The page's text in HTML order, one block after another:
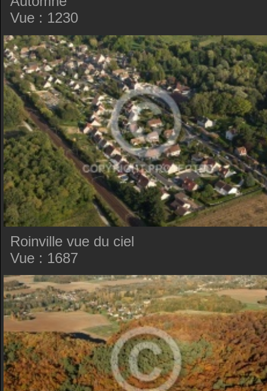
Vue : 1230
Roinville vue du ciel
Vue : 1687